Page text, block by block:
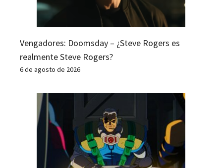
Vengadores: Doomsday – ¿Steve Rogers es
realmente Steve Rogers?
6 de agosto de 2026